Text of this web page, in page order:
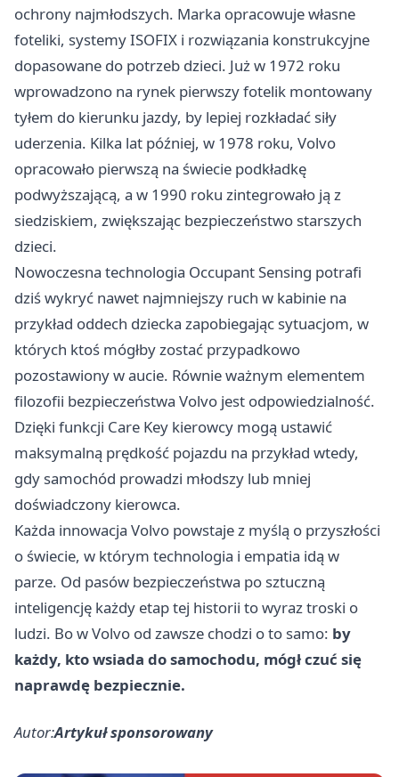
ochrony najmłodszych. Marka opracowuje własne
foteliki, systemy ISOFIX i rozwiązania konstrukcyjne
dopasowane do potrzeb dzieci. Już w 1972 roku
wprowadzono na rynek pierwszy fotelik montowany
tyłem do kierunku jazdy, by lepiej rozkładać siły
uderzenia. Kilka lat później, w 1978 roku, Volvo
opracowało pierwszą na świecie podkładkę
podwyższającą, a w 1990 roku zintegrowało ją z
siedziskiem, zwiększając bezpieczeństwo starszych
dzieci.
Nowoczesna technologia Occupant Sensing potrafi
dziś wykryć nawet najmniejszy ruch w kabinie na
przykład oddech dziecka zapobiegając sytuacjom, w
których ktoś mógłby zostać przypadkowo
pozostawiony w aucie. Równie ważnym elementem
filozofii bezpieczeństwa Volvo jest odpowiedzialność.
Dzięki funkcji Care Key kierowcy mogą ustawić
maksymalną prędkość pojazdu na przykład wtedy,
gdy samochód prowadzi młodszy lub mniej
doświadczony kierowca.
Każda innowacja Volvo powstaje z myślą o przyszłości
o świecie, w którym technologia i empatia idą w
parze. Od pasów bezpieczeństwa po sztuczną
inteligencję każdy etap tej historii to wyraz troski o
ludzi. Bo w Volvo od zawsze chodzi o to samo: by
każdy, kto wsiada do samochodu, mógł czuć się
naprawdę bezpiecznie.
Autor:Artykuł sponsorowany